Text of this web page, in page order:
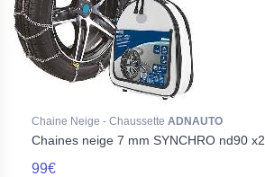
Chaine Neige - Chaussette ADNAUTO
Chaines neige 7 mm SYNCHRO nd90 x2
99€